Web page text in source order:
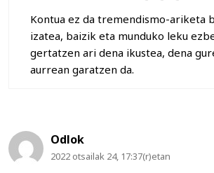
Kontua ez da tremendismo-ariketa
izatea, baizik eta munduko leku
gertatzen ari dena ikustea, dena
aurrean garatzen da.
Odlok
2022 otsailak 24, 17:37(r)etan